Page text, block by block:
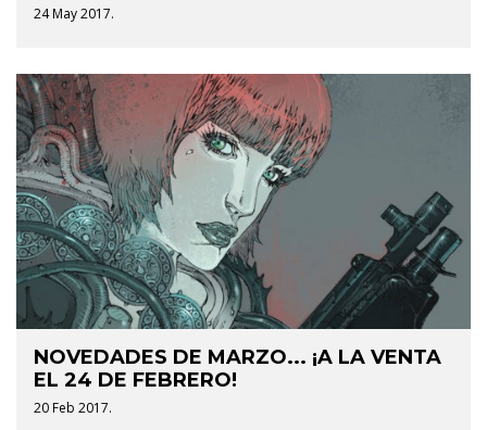
24 May 2017.
NOVEDADES DE MARZO... ¡A LA VENTA
EL 24 DE FEBRERO!
20 Feb 2017.